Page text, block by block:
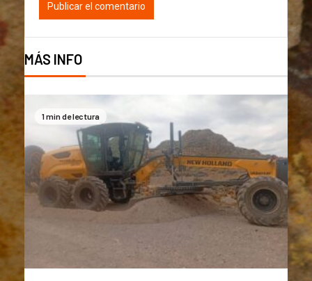
MÁS INFO
1 min de lectura